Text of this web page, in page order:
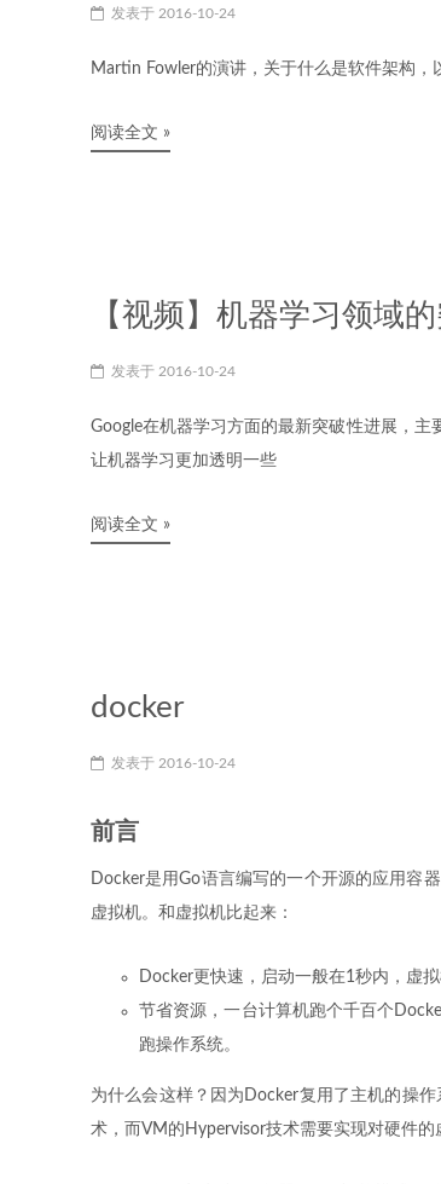
发表于 2016-10-24
Martin Fowler的演讲，关于什么是软件架构，
阅读全文 »
【视频】机器学习领域
发表于 2016-10-24
Google在机器学习方面的最新突破性进展，
让机器学习更加透明一些
阅读全文 »
docker
发表于 2016-10-24
前言
Docker是用Go语言编写的一个开源的应用容
虚拟机。和虚拟机比起来：
Docker更快速，启动一般在1秒内，虚拟
节省资源，一台计算机跑个千百个
跑操作系统。
为什么会这样？因为Docker复用了主机的操
术，而VM的Hypervisor技术需要实现对硬件